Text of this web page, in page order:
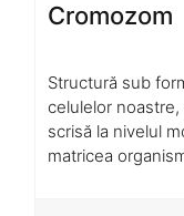
Cromozom
Structură sub
celulelor
scrisă la nivelul
matricea